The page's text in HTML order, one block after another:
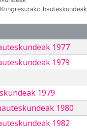
hauteskundeak
1977
1979
1979
1980
1982